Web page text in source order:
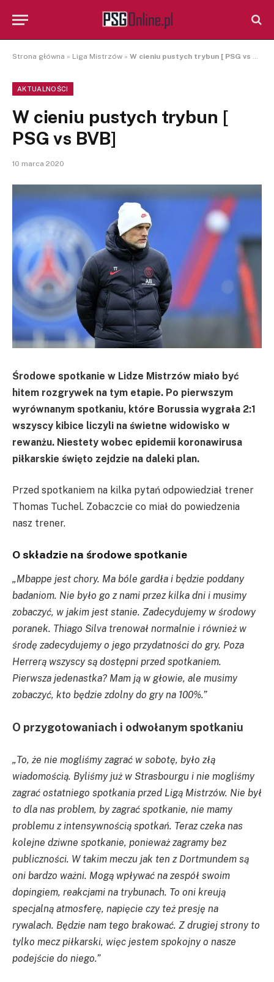
Strona główna » Liga Mistrzów » W cieniu pustych trybun [ PSG vs BVB]
AKTUALNOŚCI
W cieniu pustych trybun [
PSG vs BVB]
10 marca 2020
Środowe spotkanie w Lidze Mistrzów miało być
hitem rozgrywek na tym etapie. Po pierwszym
wyrównanym spotkaniu, które Borussia wygrała 2:1
wszyscy kibice liczyli na świetne widowisko w
rewanżu. Niestety wobec epidemii koronawirusa
piłkarskie święto zejdzie na daleki plan.
Przed spotkaniem na kilka pytań odpowiedział trener
Thomas Tuchel. Zobaczcie co miał do powiedzenia
nasz trener.
O składzie na środowe spotkanie
„Mbappe jest chory. Ma bóle gardła i będzie poddany
badaniom. Nie było go z nami przez kilka dni i musimy
zobaczyć, w jakim jest stanie. Zadecydujemy w środowy
poranek. Thiago Silva trenował normalnie i również w
środę zadecydujemy o jego przydatności do gry. Poza
Herrerą wszyscy są dostępni przed spotkaniem.
Pierwsza jedenastka? Mam ją w głowie, ale musimy
zobaczyć, kto będzie zdolny do gry na 100%.”
O przygotowaniach i odwołanym spotkaniu
„To, że nie mogliśmy zagrać w sobotę, było złą
wiadomością. Byliśmy już w Strasbourgu i nie mogliśmy
zagrać ostatniego spotkania przed Ligą Mistrzów. Nie był
to dla nas problem, by zagrać spotkanie, nie mamy
problemu z intensywnością spotkań. Teraz czeka nas
kolejne dziwne spotkanie, ponieważ zagramy bez
publiczności. W takim meczu jak ten z Dortmundem są
oni bardzo ważni. Mogą wpływać na zespół swoim
dopingiem, reakcjami na trybunach. To oni kreują
specjalną atmosferę, napięcie czy też presję na
rywalach. Będzie nam tego brakować. Z drugiej strony to
tylko mecz piłkarski, więc jestem spokojny o nasze
podejście do niego.”